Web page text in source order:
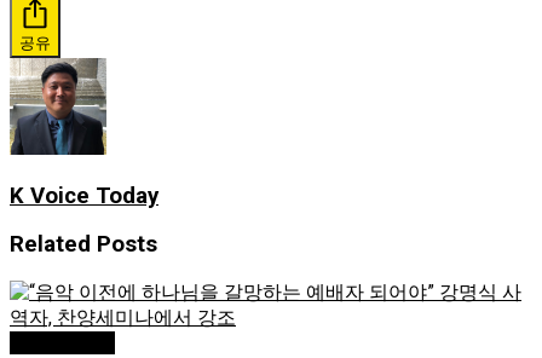
공유
K Voice Today
Related Posts